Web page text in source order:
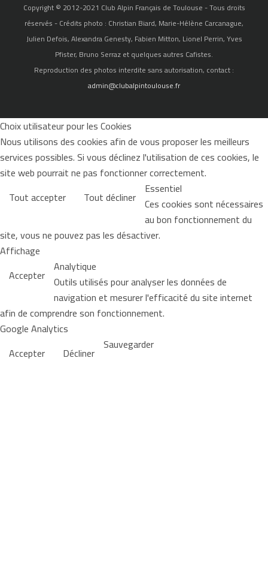
Copyright © 2012-2021 Club Alpin Français de Toulouse - Tous droits
réservés - Crédits photo : Christian Biard, Marie-Hélène Carcanague,
Julien Defois, Alexandra Genesty, Fabien Mitton, Lionel Perrin, Yves
Pfister, Bruno Serraz et quelques autres Cafistes.
Reproduction des photos interdite sans autorisation, contact :
admin@clubalpintoulouse.fr
Choix utilisateur pour les Cookies
Nous utilisons des cookies afin de vous proposer les meilleurs
services possibles. Si vous déclinez l'utilisation de ces cookies, le
site web pourrait ne pas fonctionner correctement.
Tout accepter
Tout décliner Essentiel
Ces cookies sont nécessaires
au bon fonctionnement du
site, vous ne pouvez pas les désactiver.
Affichage
Accepter Analytique
Outils utilisés pour analyser les données de
navigation et mesurer l'efficacité du site internet
afin de comprendre son fonctionnement.
Google Analytics
Accepter
Décliner Sauvegarder